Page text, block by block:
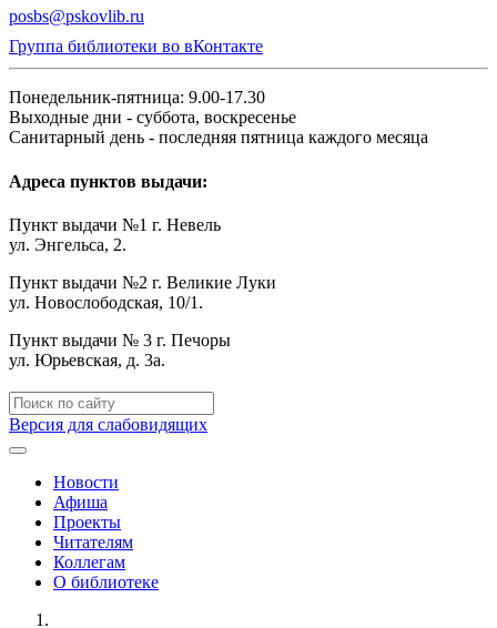
posbs@pskovlib.ru
Группа библиотеки во вКонтакте
Понедельник-пятница: 9.00-17.30
Выходные дни - суббота, воскресенье
Санитарный день - последняя пятница каждого месяца
Адреса пунктов выдачи:
Пункт выдачи №1 г. Невель
ул. Энгельса, 2.
Пункт выдачи №2 г. Великие Луки
ул. Новослободская, 10/1.
Пункт выдачи № 3 г. Печоры
ул. Юрьевская, д. 3а.
Версия для слабовидящих
Новости
Афиша
Проекты
Читателям
Коллегам
О библиотеке